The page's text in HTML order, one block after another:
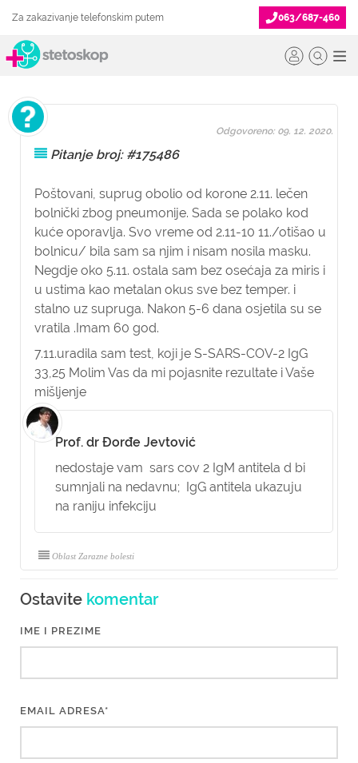
Za zakazivanje telefonskim putem 063/687-460
Pitanje broj: #175486
Poštovani, suprug obolio od korone 2.11. lečen
bolnički zbog pneumonije. Sada se polako kod
kuće oporavlja. Svo vreme od 2.11-10 11./otišao u
bolnicu/ bila sam sa njim i nisam nosila masku.
Negdje oko 5.11. ostala sam bez osećaja za miris i
u ustima kao metalan okus sve bez temper. i
stalno uz supruga. Nakon 5-6 dana osjetila su se
vratila .Imam 60 god.
7.11.uradila sam test, koji je S-SARS-COV-2 IgG
33,25 Molim Vas da mi pojasnite rezultate i Vaše
mišljenje
Odgovoreno: 09. 12. 2020.
Prof. dr Đorđe Jevtović
nedostaje vam sars cov 2 IgM antitela d bi
sumnjali na nedavnu; IgG antitela ukazuju
na raniju infekciju
Oblast Zarazne bolesti
Ostavite komentar
IME I PREZIME
EMAIL ADRESA*